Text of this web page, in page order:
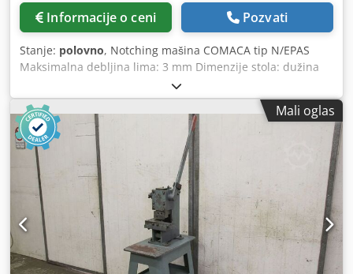
Informacije o ceni Pozvati
Stanje: polovno, Notching mašina COMACA tip N/EPAS
Maksimalna debljina lima: 3 mm Dimenzije stola: dužina
1050 mm x dubina 700 mm Dimenzije bočnih stolova: 900 x
470 mm Dubina vrata: 110 mm Orijentacioni graničnik
Codpszku D Njfx Ah Ujha Dužina noža: 225 x 225 mm
Napon: 380 V Ukupna dužina sa bočnim stolovima: 2900
mm Dužina: 1200 mm (sa uvučenim bočnim stolovima)
Dubina: 800 mm Ukupna visina: 1100 mm Težina: cca 1 t
Mali oglas